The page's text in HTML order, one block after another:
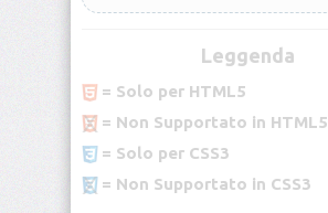
<cite>
Leggenda
= Solo per HTML5
= Non Supportato in HTML5
= Solo per CSS3
= Non Supportato in CSS3